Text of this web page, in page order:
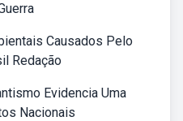
Causados Pelo
Redação
Evidencia Uma
Nacionais